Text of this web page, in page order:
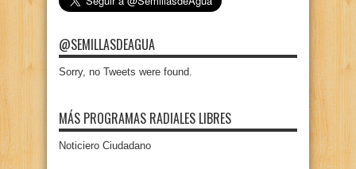
@SEMILLASDEAGUA
Sorry, no Tweets were found.
MÁS PROGRAMAS RADIALES LIBRES
Noticiero Ciudadano